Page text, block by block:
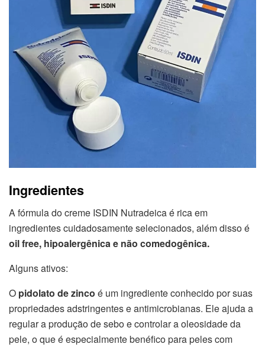
Ingredientes
A fórmula do creme ISDIN Nutradeica é rica em
ingredientes cuidadosamente selecionados, além disso é
oil free, hipoalergênica e não comedogênica.
Alguns ativos:
O pidolato de zinco é um ingrediente conhecido por suas
propriedades adstringentes e antimicrobianas. Ele ajuda a
regular a produção de sebo e controlar a oleosidade da
pele, o que é especialmente benéfico para peles com